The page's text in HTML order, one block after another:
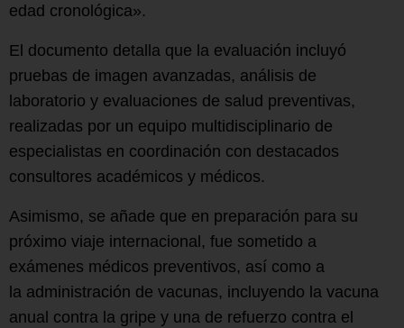
edad cronológica».
El documento detalla que la evaluación incluyó
pruebas de imagen avanzadas, análisis de
laboratorio y evaluaciones de salud preventivas,
realizadas por un equipo multidisciplinario de
especialistas en coordinación con destacados
consultores académicos y médicos.
Asimismo, se añade que en preparación para su
próximo viaje internacional, fue sometido a
exámenes médicos preventivos, así como a
la administración de vacunas, incluyendo la vacuna
anual contra la gripe y una de refuerzo contra el